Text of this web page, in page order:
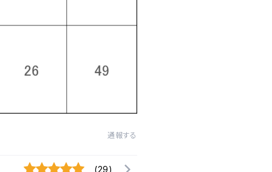
通報する
(29)